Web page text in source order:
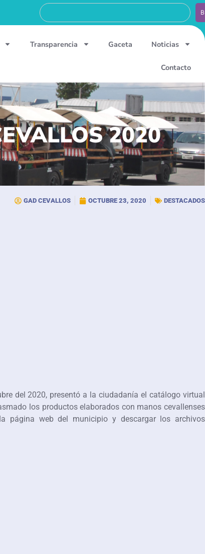
Transparencia Gaceta Noticias
Contacto
2020
GAD CEVALLOS OCTUBRE 23, 2020 DESTACADOS
del 2020, presentó a la ciudadanía el catálogo virtual
los productos elaborados con manos cevallenses
página web del municipio y descargar los archivos